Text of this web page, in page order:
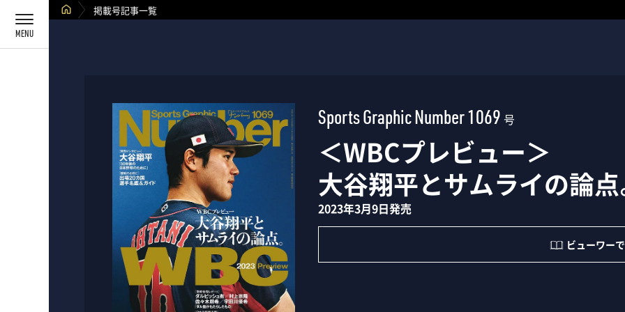
掲載号記事一覧
Sports Graphic Number 1069 号
＜WBCプレビュー＞
大谷翔平とサムライの論点
2023年3月9日発売
ビューワー